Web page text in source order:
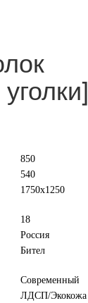
850
540
1750х1250
18
Россия
Бител
Современный
ЛДСП/Экокожа